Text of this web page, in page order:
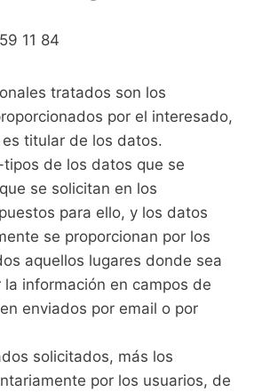
11 84
tratados son los
por el interesado,
titular de los datos.
de los datos que se
se solicitan en los
para ello, y los datos
se proporcionan por los
aquellos lugares donde sea
la información en campos de
enviados por email o por
solicitados, más los
por los usuarios, de